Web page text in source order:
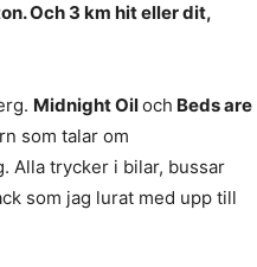
Och 3 km hit eller dit,
Midnight Oiloch Beds are
som talar om
Alla trycker i bilar, bussar
som jag lurat med upp till